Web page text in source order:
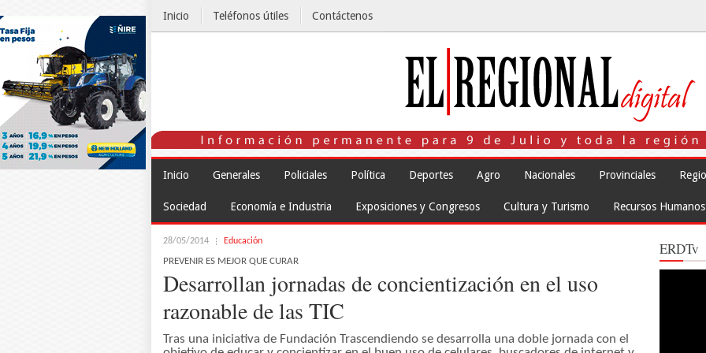
Inicio Teléfonos útiles Contáctenos
Inicio Generales Policiales Política Deportes Agro Nacionales Provinciales
Sociedad Economía e Industria Exposiciones y Congresos Cultura y Turismo Recursos Humanos
28/05/2014 Educación
PREVENIR ES MEJOR QUE CURAR
Desarrollan jornadas de concientización en el uso
razonable de las TIC
Tras una iniciativa de Fundación Trascendiendo se desarrolla una doble jornada con el
ERDTv